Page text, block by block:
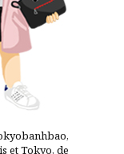
et Tokyo, de